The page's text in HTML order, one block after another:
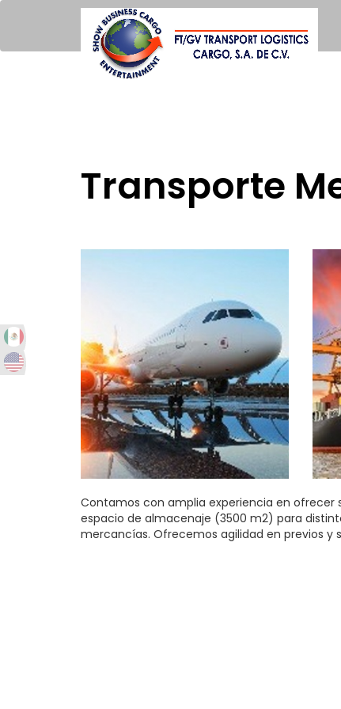
Transporte
Contamos con amplia experiencia en
espacio de almacenaje (3500 m2) para
mercancías. Ofrecemos agilidad en previos y